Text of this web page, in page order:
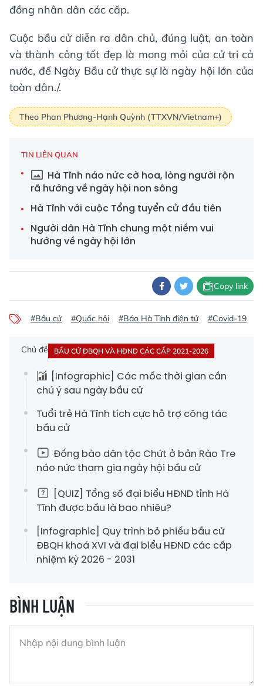
đồng nhân dân các cấp.
Cuộc bầu cử diễn ra dân chủ, đúng luật, an toàn
và thành công tốt đẹp là mong mỏi của cử tri cả
nước, để Ngày Bầu cử thực sự là ngày hội lớn của
toàn dân./.
Theo Phan Phương-Hạnh Quỳnh (TTXVN/Vietnam+)
TIN LIÊN QUAN
Hà Tĩnh náo nức cờ hoa, lòng người rộn
rã hướng về ngày hội non sông
Hà Tĩnh với cuộc Tổng tuyển cử đầu tiên
Người dân Hà Tĩnh chung một niềm vui
hướng về ngày hội lớn
Copy link
#Bầu cử #Quốc hội #Báo Hà Tĩnh điện tử #Covid-19
Chủ đề BẦU CỬ ĐBQH VÀ HĐND CÁC CẤP 2021-2026
[Infographic] Các mốc thời gian cần
chú ý sau ngày bầu cử
Tuổi trẻ Hà Tĩnh tích cực hỗ trợ công tác
bầu cử
Đồng bào dân tộc Chứt ở bản Rào Tre
náo nức tham gia ngày hội bầu cử
[QUIZ] Tổng số đại biểu HĐND tỉnh Hà
Tĩnh được bầu là bao nhiêu?
[Infographic] Quy trình bỏ phiếu bầu cử
ĐBQH khoá XVI và đại biểu HĐND các cấp
nhiệm kỳ 2026 - 2031
BÌNH LUẬN